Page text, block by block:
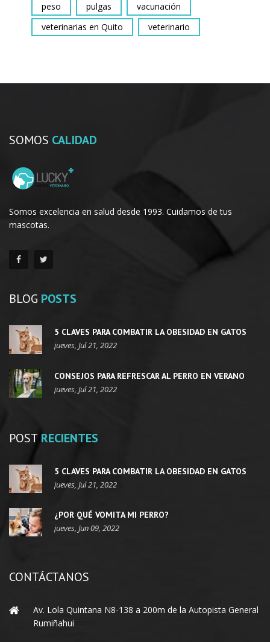
peso
pulgas
vacunación
veterinarias en Quito
veterinario
SOMOS CALIDAD
Somos excelencia en salud desde 1993. Cuidamos de tus
mascotas.
BLOG POSTS
5 CLAVES PARA COMBATIR LA OBESIDAD EN GATOS
jueves, Jul 21, 2022
CONSEJOS PARA REFRESCAR AL PERRO EN VERANO
jueves, Jul 21, 2022
POST RECIENTES
5 CLAVES PARA COMBATIR LA OBESIDAD EN GATOS
jueves, Jul 21, 2022
¿POR QUÉ VOMITA MI PERRO?
jueves, Jun 09, 2022
CONTÁCTANOS
Av. Lola Quintana N8-138 a 200m de la Autopista General
Rumiñahui